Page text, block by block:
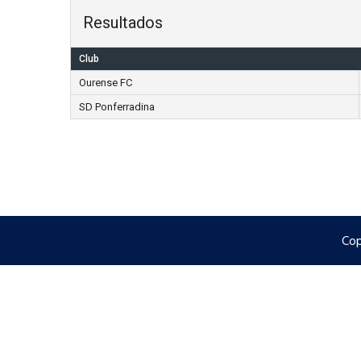
Resultados
Club
Ourense FC
SD Ponferradina